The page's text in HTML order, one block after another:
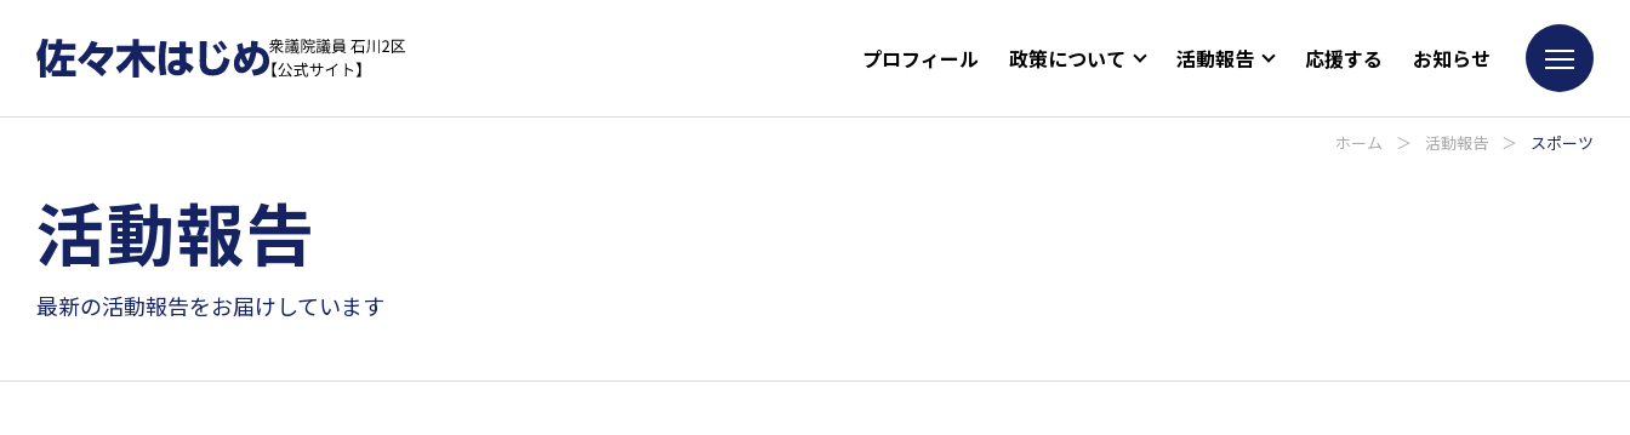
プロフィール 政策について 活動報告 応援する お知らせ
ホーム ＞ 活動報告 ＞ スポーツ
活動報告
最新の活動報告をお届けしています